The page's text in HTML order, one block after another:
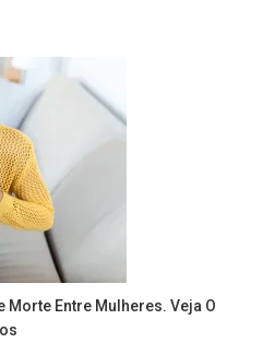
Morte Entre Mulheres. Veja O